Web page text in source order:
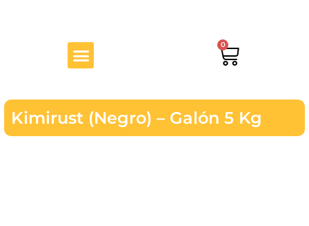
Menu 0
Cart
Kimirust (Negro) – Galón 5 Kg